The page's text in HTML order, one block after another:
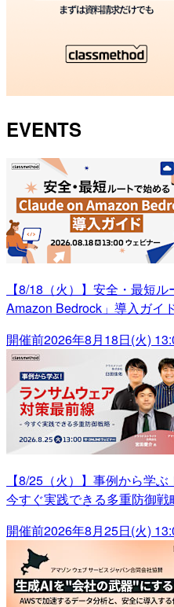
EVENTS
【8/18（火）】安全・最短
Amazon Bedrock」導入ガイ
開催前2026年8月18日(火)
【8/25（火）】事例から学
今すぐ実践できる多重防御戦
開催前2026年8月25日(火)